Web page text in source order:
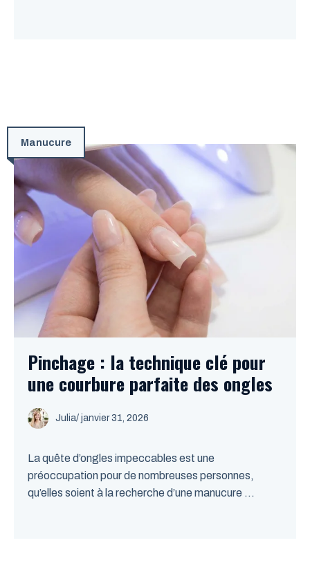
Manucure
Pinchage : la technique clé pour
une courbure parfaite des ongles
Julia/ janvier 31, 2026
La quête d’ongles impeccables est une
préoccupation pour de nombreuses personnes,
qu’elles soient à la recherche d’une manucure ...